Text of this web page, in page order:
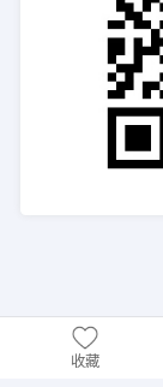
收藏